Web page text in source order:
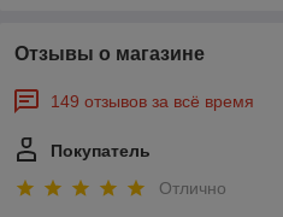
полной перекраски детали
Защита металла от
Простота применения –
профессионалов и
Отзывы о магазине
149 отзывов за всё время
Покупатель
Отлично